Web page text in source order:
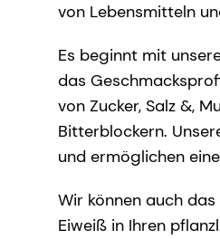
von Lebensmitteln
Es beginnt mit
das
von Zucker, Salz &,
Bitterblockern.
und ermöglichen
Wir können auch
Eiweiß in Ihren